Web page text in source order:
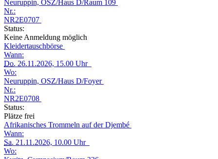
Neuruppin, OSZ/Haus D/Raum 109
Nr.:
NR2E0707
Status:
Keine Anmeldung möglich
Kleidertauschbörse
Wann:
Do. 26.11.2026, 15.00 Uhr
Wo:
Neuruppin, OSZ/Haus D/Foyer
Nr.:
NR2E0708
Status:
Plätze frei
Afrikanisches Trommeln auf der Djembé
Wann:
Sa. 21.11.2026, 10.00 Uhr
Wo: